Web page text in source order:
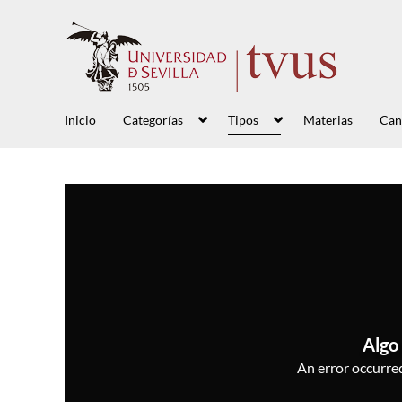
Inicio Categorías Tipos Materias
Algo
An error